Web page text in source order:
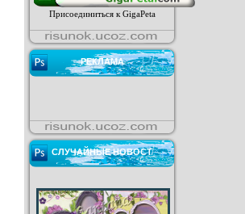
Присоединиться к GigaPeta
РЕКЛАМА
СЛУЧАЙНЫЕ НОВОСТ